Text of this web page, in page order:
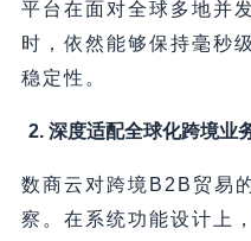
平台在面对全球多地并
时，依然能够保持毫秒
稳定性。
2. 深度适配全球化跨境业
数商云对跨境B2B贸易
察。在系统功能设计上